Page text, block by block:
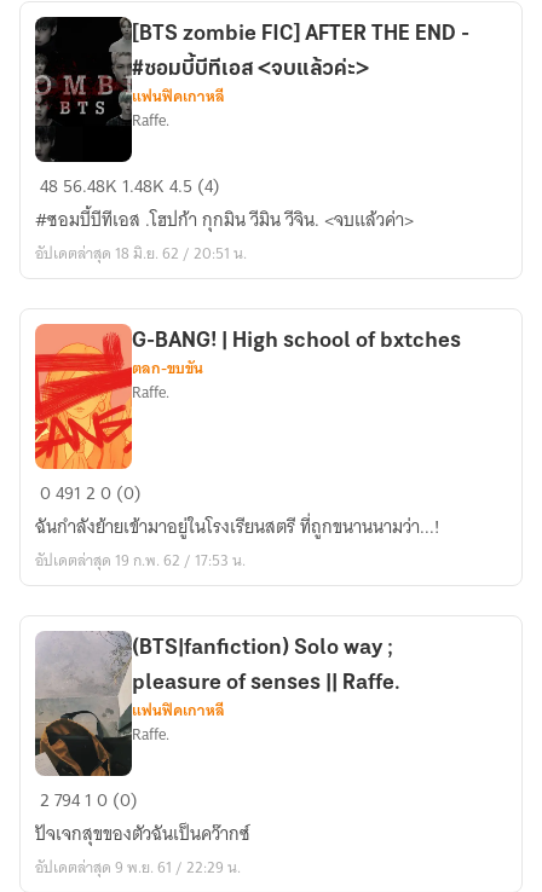
VIRGIN✤DEVA
∲
จบ
แล้ว
ค่ะ
[BTS
zombie
FIC]
AFTER
END
-
#ซอม
บี้
บี
ที
เอส
<จบ
แล้ว
ค่ะ>
[BTS zombie FIC] AFTER THE END -
#ซอมบี้บีทีเอส <จบแล้วค่ะ>
แฟนฟิคเกาหลี
Raffe.
4856.48K 1.48K4.5 (4)
#ซอมบี้บีทีเอส .โฮปก้า กุกมิน วีมิน วีจิน. <จบแล้วค่า>
อัปเดตล่าสุด 18 มิ.ย. 62 / 20:51 น.
G-
BANG!
|
High
of
bxtches
G-BANG! | High school of bxtches
ตลก-ขบขัน
Raffe.
049120 (0)
ฉันกำลังย้ายเข้ามาอยู่ในโรงเรียนสตรี ที่ถูกขนานนามว่า...!
อัปเดตล่าสุด 19 ก.พ. 62 / 17:53 น.
(BTS|fanfiction)
Solo
way
;
(BTS|fanfiction) Solo way ;
pleasure of senses || Raffe.
แฟนฟิคเกาหลี
Raffe.
279410 (0)
ปัจเจกสุขของตัวฉันเป็นคว๊ากซ์
อัปเดตล่าสุด 9 พ.ย. 61 / 22:29 น.